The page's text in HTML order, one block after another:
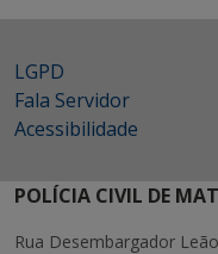
LGPD
Fala Servidor
Acessibilidade
POLÍCIA CIVIL DE
Rua Desembargador